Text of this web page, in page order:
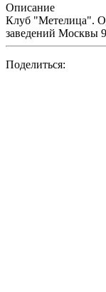
Описание
Клуб "Метелица".
заведений Москвы
Поделиться: